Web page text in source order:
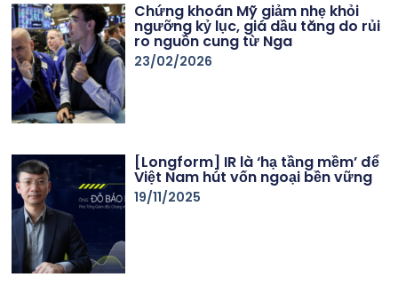
Chứng khoán Mỹ giảm nhẹ khỏi
ngưỡng kỷ lục, giá dầu tăng do rủi
ro nguồn cung từ Nga
23/02/2026
[Longform] IR là ‘hạ tầng mềm’ để
Việt Nam hút vốn ngoại bền vững
19/11/2025